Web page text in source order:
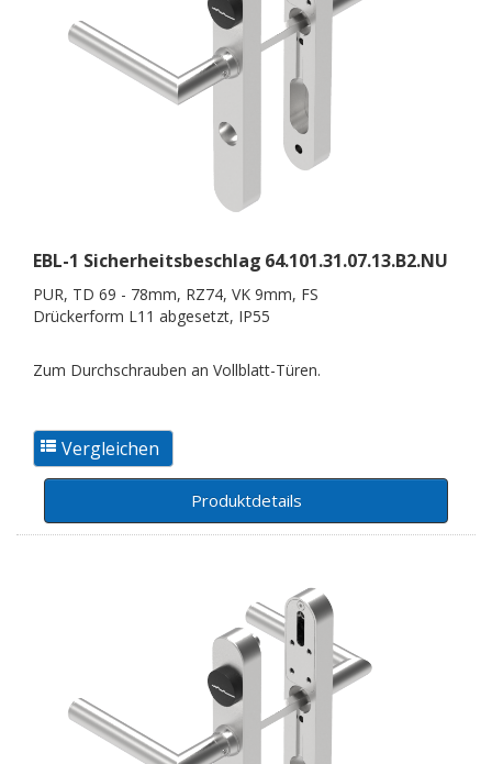
EBL-1 Sicherheitsbeschlag 64.101.31.07.13.B2.NU
PUR, TD 69 - 78mm, RZ74, VK 9mm, FS
Drückerform L11 abgesetzt, IP55
Zum Durchschrauben an Vollblatt-Türen.
Produktdetails